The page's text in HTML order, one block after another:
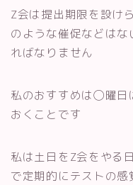
Z会は提出期限を設け
のような催促などは
ればなりません
私のおすすめは◯曜日
おくことです
私は土日をZ会をやる
で定期的にテストの